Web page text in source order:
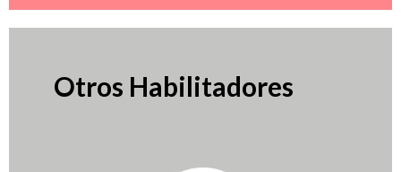
Otros Habilitadores